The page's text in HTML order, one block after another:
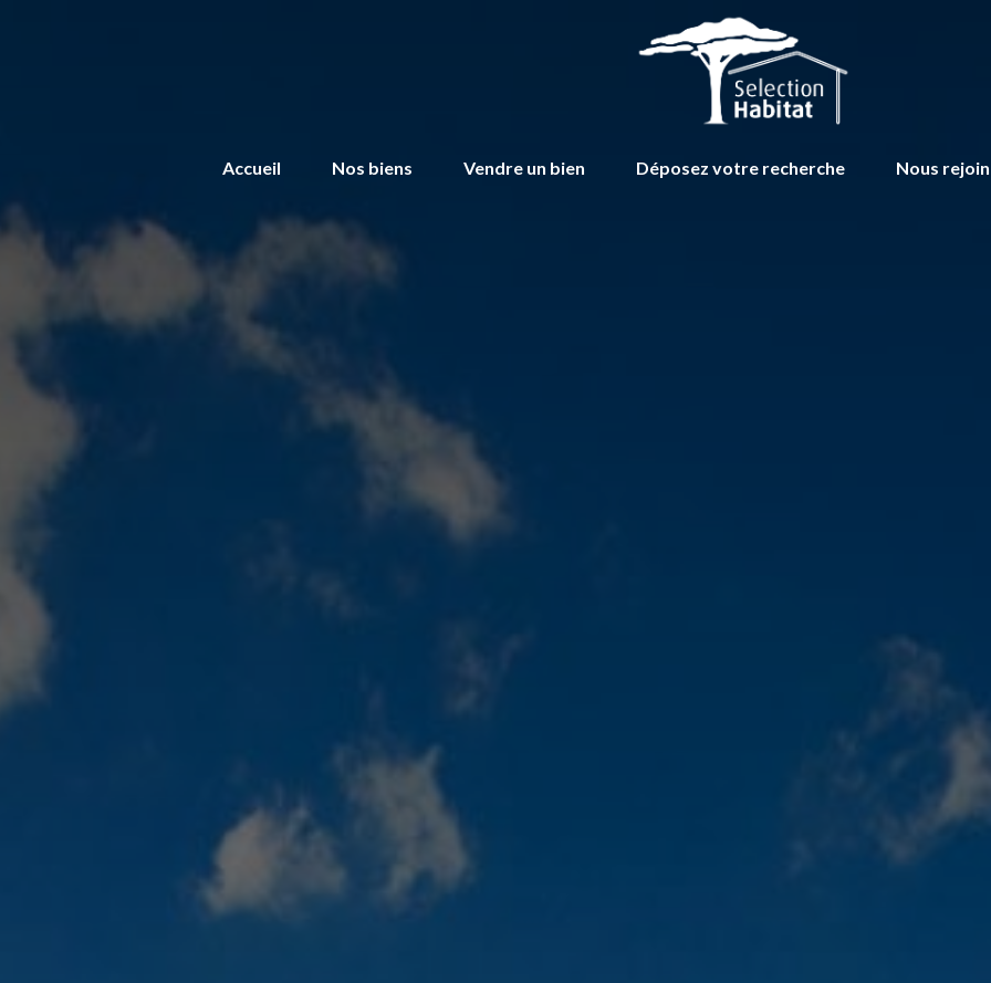
Accueil Nos biens Vendre un bien Déposez votre recherche Nous